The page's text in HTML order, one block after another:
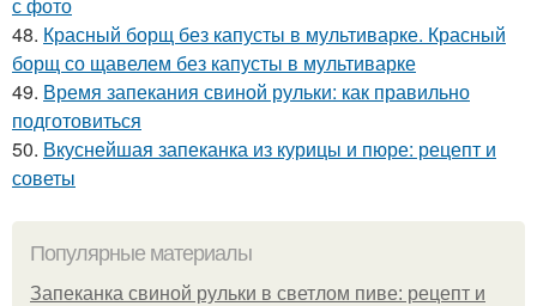
48. Красный борщ без капусты в мультиварке. Красный
борщ со щавелем без капусты в мультиварке
49. Время запекания свиной рульки: как правильно
подготовиться
50. Вкуснейшая запеканка из курицы и пюре: рецепт и
советы
Популярные материалы
Запеканка свиной рульки в светлом пиве: рецепт и